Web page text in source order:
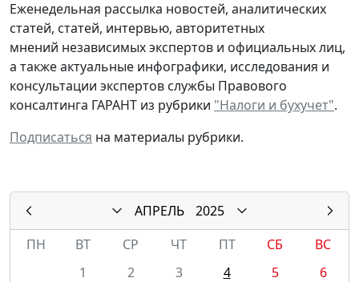
Еженедельная рассылка новостей, аналитических
статей, статей, интервью, авторитетных
мнений независимых экспертов и официальных лиц,
а также актуальные инфографики, исследования и
консультации экспертов службы Правового
консалтинга ГАРАНТ из рубрики "Налоги и бухучет".
Подписаться на материалы рубрики.
АПРЕЛЬ
2025
ПН
ВТ СР ЧТ ПТ СБ
ВС
1
2 3 4 5
6